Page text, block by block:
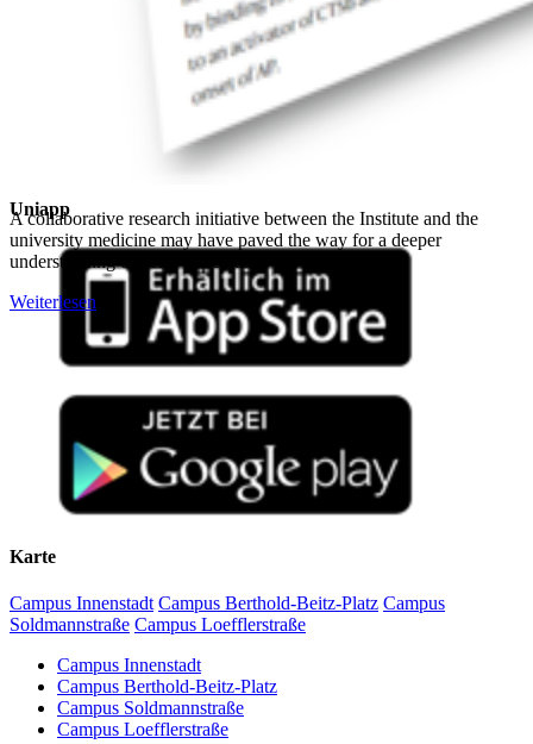
A collaborative research initiative between the Institute and the
university medicine may have paved the way for a deeper
understanding of acute pancreatitis development...
Weiterlesen
Uniapp
Karte
Campus Innenstadt Campus Berthold-Beitz-Platz Campus
Soldmannstraße Campus Loefflerstraße
Campus Innenstadt
Campus Berthold-Beitz-Platz
Campus Soldmannstraße
Campus Loefflerstraße